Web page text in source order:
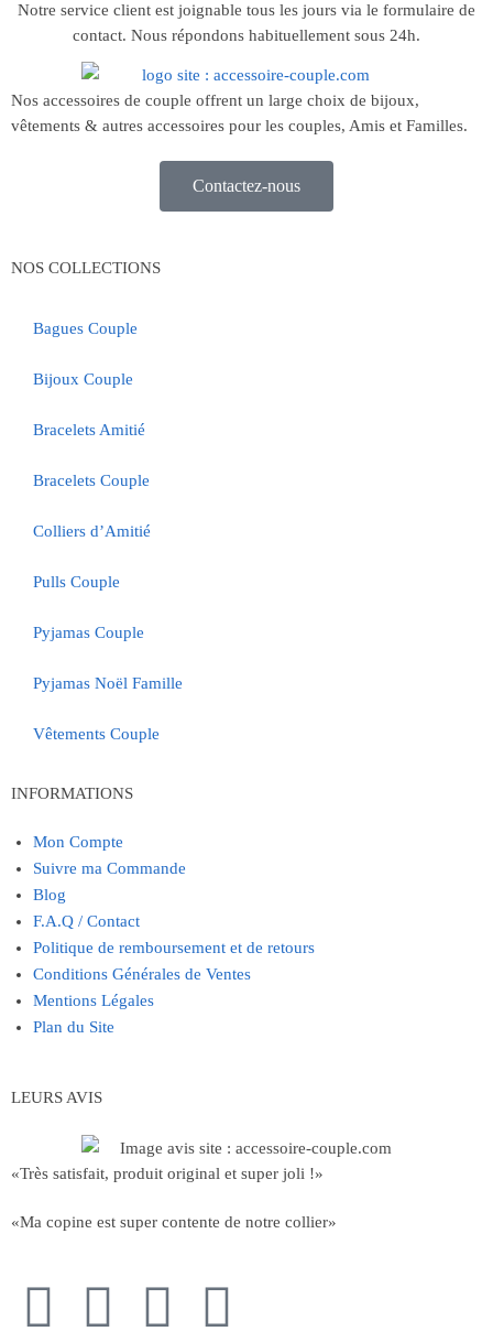
Notre service client est joignable tous les jours via le formulaire de
contact. Nous répondons habituellement sous 24h.
Nos accessoires de couple offrent un large choix de bijoux,
vêtements & autres accessoires pour les couples, Amis et Familles.
Contactez-nous
NOS COLLECTIONS
Bagues Couple
Bijoux Couple
Bracelets Amitié
Bracelets Couple
Colliers d’Amitié
Pulls Couple
Pyjamas Couple
Pyjamas Noël Famille
Vêtements Couple
INFORMATIONS
Mon Compte
Suivre ma Commande
Blog
F.A.Q / Contact
Politique de remboursement et de retours
Conditions Générales de Ventes
Mentions Légales
Plan du Site
LEURS AVIS
«Très satisfait, produit original et super joli !»
«Ma copine est super contente de notre collier»